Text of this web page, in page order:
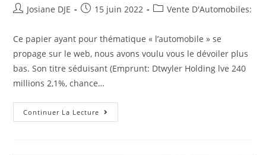
Auteur/autrice
la
publication :
Josiane DJE
Post15 juin 2022
PostVente D'Automobiles:
Ce papier ayant pour thématique « l’automobile » se
propage sur le web, nous avons voulu vous le dévoiler plus
bas. Son titre séduisant (Emprunt: Dtwyler Holding lve 240
millions 2,1%, chance…
Continuer La Lecture Information
Pour